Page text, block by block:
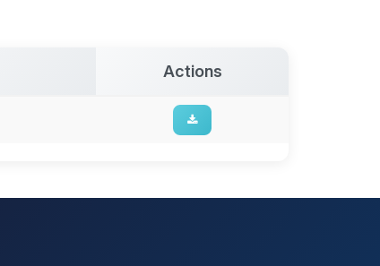
Actions